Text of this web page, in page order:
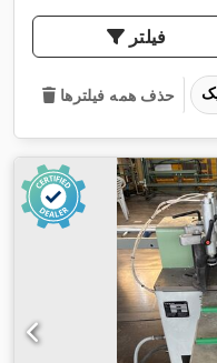
فیلتر
حذف همه فیلترها